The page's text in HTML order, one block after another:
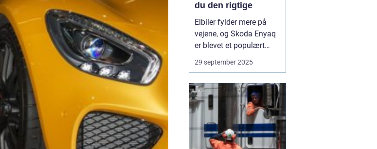
du den rigtige
Elbiler fylder mere på
vejene, og Skoda Enyaq
er blevet et populært
valg. Den er rummelig,
kører langt på en
i hverdagen. Overvejer
du at skifte til el eller vil
du opgradere din
nuværend...
29 september 2025